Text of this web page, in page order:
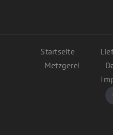
Startseite
Metzgerei